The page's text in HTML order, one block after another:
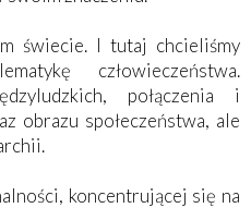
świecie. I tutaj chcieliśmy
człowieczeństwa.
połączenia i
obrazu społeczeństwa, ale
koncentrującej się na